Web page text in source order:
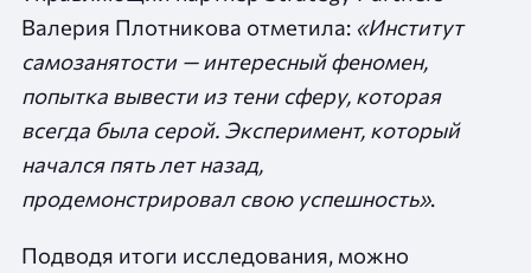
Валерия Плотникова отметила: «Институт
самозанятости — интересный феномен,
попытка вывести из тени сферу, которая
всегда была серой. Эксперимент, который
начался пять лет назад,
продемонстрировал свою успешность».
Подводя итоги исследования, можно